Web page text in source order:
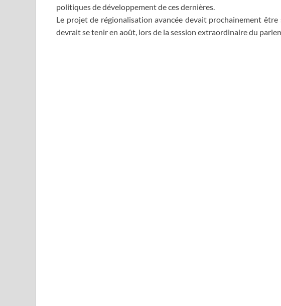
politiques de développement de ces dernières.
Le projet de régionalisation avancée devait prochainement
devrait se tenir en août, lors de la session extraordinaire du